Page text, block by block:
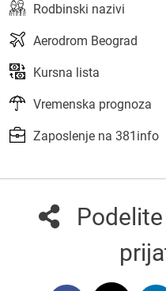
Rodbinski nazivi
Aerodrom Beograd
Kursna lista
Vremenska prognoza
Zaposlenje na 381info